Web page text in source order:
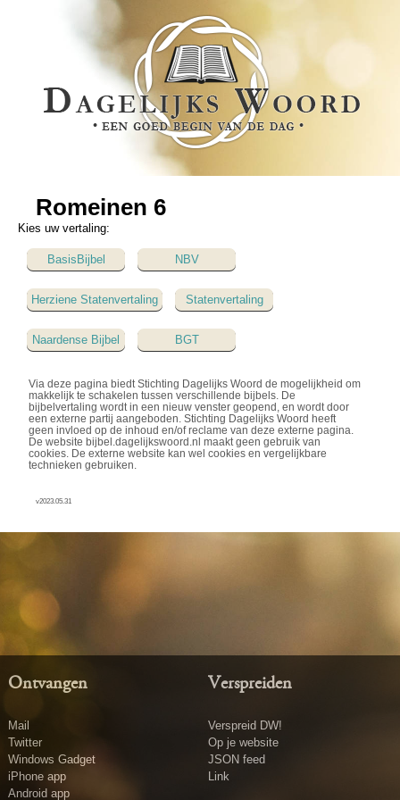
Romeinen 6
Kies uw vertaling:
BasisBijbel NBV
Herziene Statenvertaling Statenvertaling
Naardense Bijbel BGT
Via deze pagina biedt Stichting Dagelijks Woord de mogelijkheid om
makkelijk te schakelen tussen verschillende bijbels. De
bijbelvertaling wordt in een nieuw venster geopend, en wordt door
een externe partij aangeboden. Stichting Dagelijks Woord heeft
geen invloed op de inhoud en/of reclame van deze externe pagina.
De website bijbel.dagelijkswoord.nl maakt geen gebruik van
cookies. De externe website kan wel cookies en vergelijkbare
technieken gebruiken.
v2023.05.31
Ontvangen
Mail
Twitter
Windows Gadget
iPhone app
Android app
Verspreiden
Verspreid DW!
Op je website
JSON feed
Link